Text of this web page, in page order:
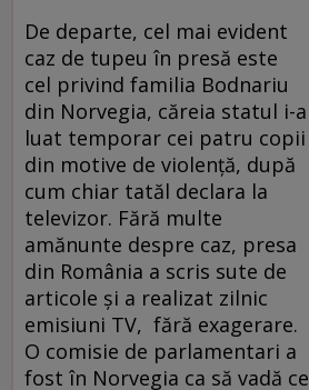
De departe, cel mai evident
caz de tupeu în presă este
cel privind familia Bodnariu
din Norvegia, căreia statul i-a
luat temporar cei patru copii
din motive de violență, după
cum chiar tatăl declara la
televizor. Fără multe
amănunte despre caz, presa
din România a scris sute de
articole și a rea­lizat zilnic
emisiuni TV, fără exagerare.
O comisie de parlamentari a
fost în Norvegia ca să vadă ce